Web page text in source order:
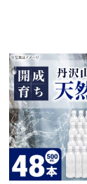
L×24本）×1